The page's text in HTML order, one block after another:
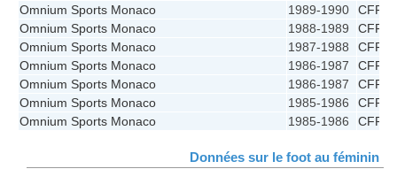
Omnium Sports Monaco
1989-1990
CFF
Omnium Sports Monaco
1988-1989
CFF
Omnium Sports Monaco
1987-1988
CFF
Omnium Sports Monaco
1986-1987
CFF
Omnium Sports Monaco
1986-1987
CFF
Omnium Sports Monaco
1985-1986
CFF
Omnium Sports Monaco
1985-1986 CFF
Données sur le foot au féminin